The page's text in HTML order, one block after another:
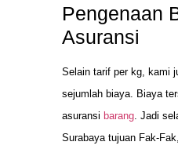
Pengenaan
Asuransi
Selain tarif per kg, kami
sejumlah biaya. Biaya
asuransi barang. Jadi
Surabaya tujuan Fak-